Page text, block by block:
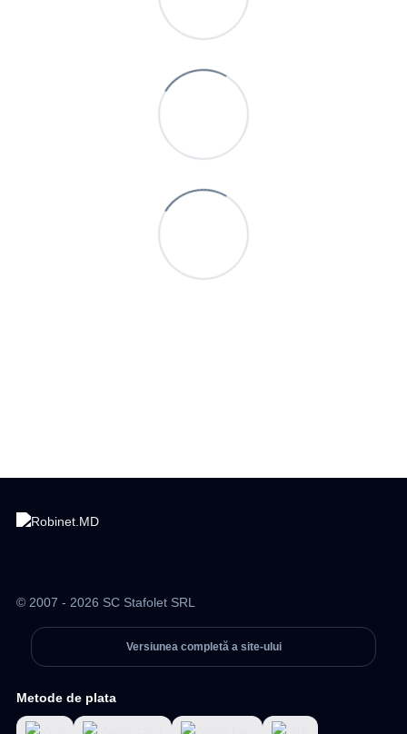
© 2007 - 2026 SC Stafolet SRL
Versiunea completă a site-ului
Metode de plata